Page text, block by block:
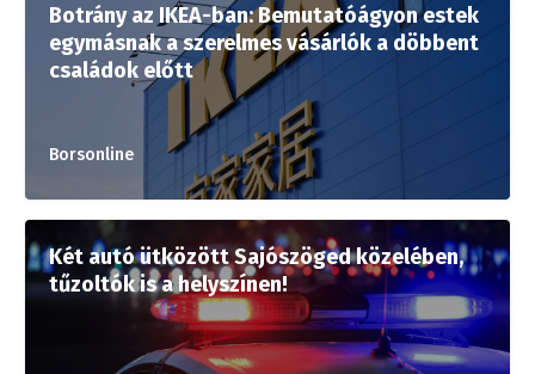
Botrány az IKEA-ban: Bemutatóágyon estek
egymásnak a szerelmes vásárlók a döbbent
családok előtt
Borsonline
Két autó ütközött Sajószöged közelében,
tűzoltók is a helyszínen!